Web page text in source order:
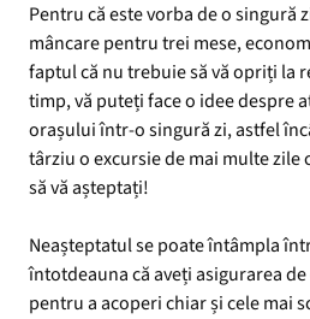
Pentru că este vorba de o singură
mâncare pentru trei mese,
faptul că nu trebuie să vă opriți la
timp, vă puteți face o idee despre
orașului într-o singură zi, astfel
târziu o excursie de mai multe zile
să vă așteptați!
Neașteptatul se poate întâmpla
întotdeauna că aveți asigurarea
pentru a acoperi chiar și cele mai